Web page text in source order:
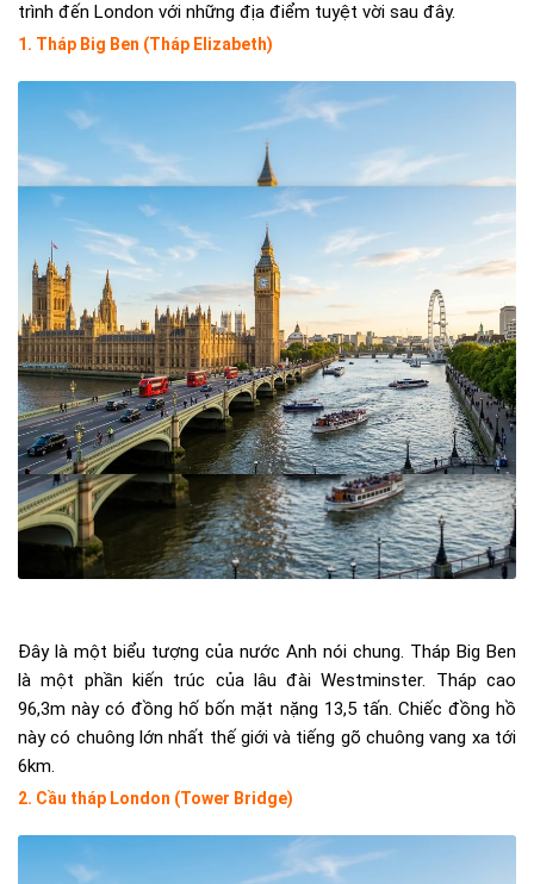
trình đến London với những địa điểm tuyệt vời sau đây.
1. Tháp Big Ben (Tháp Elizabeth)
Đây là một biểu tượng của nước Anh nói chung. Tháp Big Ben
là một phần kiến trúc của lâu đài Westminster. Tháp cao
96,3m này có đồng hố bốn mặt nặng 13,5 tấn. Chiếc đồng hồ
này có chuông lớn nhất thế giới và tiếng gõ chuông vang xa tới
6km.
2. Cầu tháp London (Tower Bridge)